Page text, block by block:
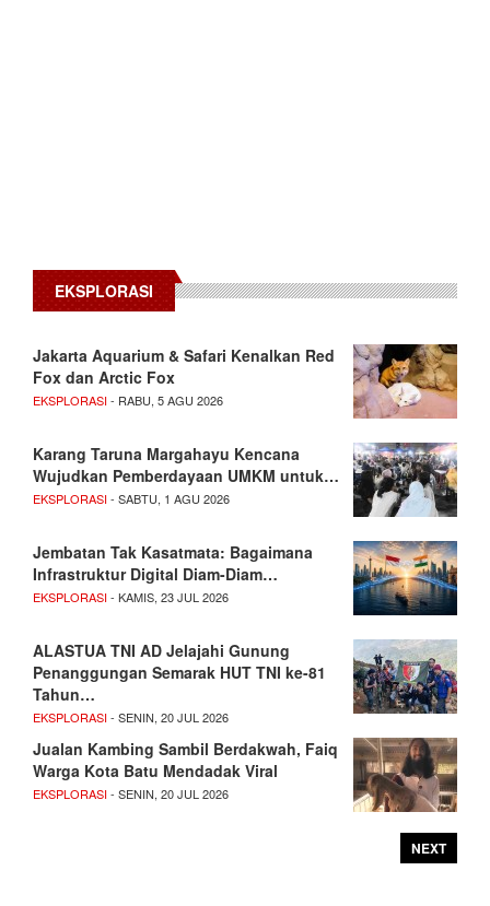
EKSPLORASI
Jakarta Aquarium & Safari Kenalkan Red
Fox dan Arctic Fox
EKSPLORASI- RABU, 5 AGU 2026
Karang Taruna Margahayu Kencana
Wujudkan Pemberdayaan UMKM untuk…
EKSPLORASI- SABTU, 1 AGU 2026
Jembatan Tak Kasatmata: Bagaimana
Infrastruktur Digital Diam-Diam…
EKSPLORASI- KAMIS, 23 JUL 2026
ALASTUA TNI AD Jelajahi Gunung
Penanggungan Semarak HUT TNI ke-81
Tahun…
EKSPLORASI- SENIN, 20 JUL 2026
Jualan Kambing Sambil Berdakwah, Faiq
Warga Kota Batu Mendadak Viral
EKSPLORASI- SENIN, 20 JUL 2026
NEXT